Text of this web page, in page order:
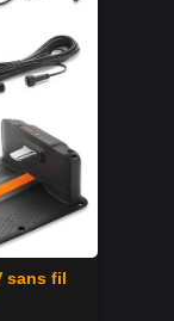
sans fil